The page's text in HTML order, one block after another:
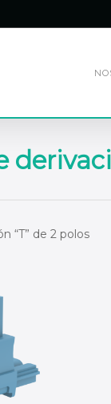
“T” de 2 polos